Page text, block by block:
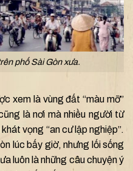
phố Sài Gòn xưa.
xem là vùng đất “màu mỡ”
là nơi mà nhiều người từ
vọng “an cư lập nghiệp”.
lúc bấy giờ, nhưng lối sống
luôn là những câu chuyện ý